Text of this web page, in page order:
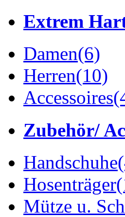
Extrem
Damen(6)
Herren(10)
Accessoires
Zubehör/
Handschuhe
Hosenträger
Mütze u.